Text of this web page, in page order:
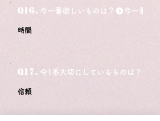
Q16. 今一番欲しいものは？
時間
Q17. 今1番大切にしているものは？
信頼